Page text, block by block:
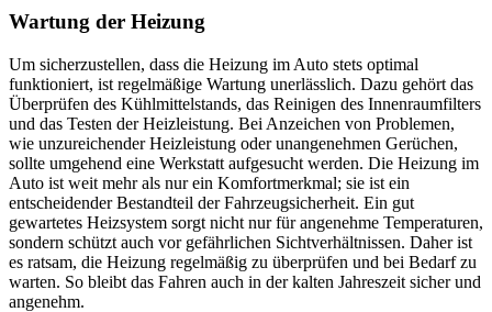
Wartung der Heizung
Um sicherzustellen, dass die Heizung im Auto stets optimal
funktioniert, ist regelmäßige Wartung unerlässlich. Dazu gehört das
Überprüfen des Kühlmittelstands, das Reinigen des Innenraumfilters
und das Testen der Heizleistung. Bei Anzeichen von Problemen,
wie unzureichender Heizleistung oder unangenehmen Gerüchen,
sollte umgehend eine Werkstatt aufgesucht werden. Die Heizung im
Auto ist weit mehr als nur ein Komfortmerkmal; sie ist ein
entscheidender Bestandteil der Fahrzeugsicherheit. Ein gut
gewartetes Heizsystem sorgt nicht nur für angenehme Temperaturen,
sondern schützt auch vor gefährlichen Sichtverhältnissen. Daher ist
es ratsam, die Heizung regelmäßig zu überprüfen und bei Bedarf zu
warten. So bleibt das Fahren auch in der kalten Jahreszeit sicher und
angenehm.